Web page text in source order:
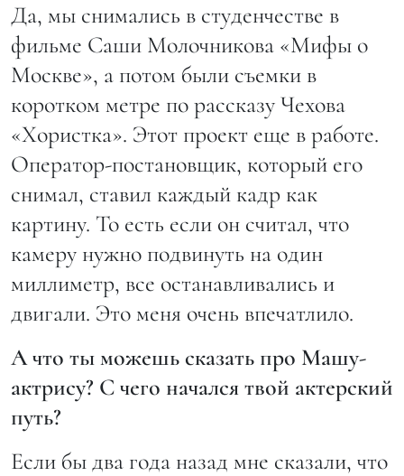
Да, мы снимались в студенчестве в
фильме Саши Молочникова «Мифы о
Москве», а потом были съемки в
коротком метре по рассказу Чехова
«Хористка». Этот проект еще в работе.
Оператор-постановщик, который его
снимал, ставил каждый кадр как
картину. То есть если он считал, что
камеру нужно подвинуть на один
миллиметр, все останавливались и
двигали. Это меня очень впечатлило.
А что ты можешь сказать про Машу-
актрису? С чего начался твой актерский
путь?
Если бы два года назад мне сказали, что